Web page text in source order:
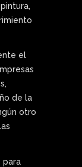
el
de la
otro
para